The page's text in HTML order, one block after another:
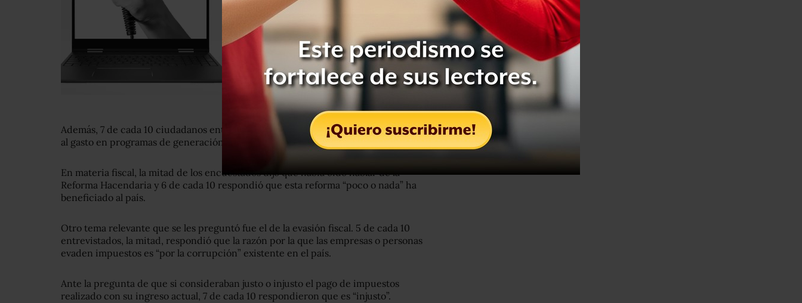
Además, 7 de cada 10 ciudadanos entrevistados señalaron que se debe dar prioridad
al gasto en programas de generación de empleos.
En materia fiscal, la mitad de los encuestados dijo que había oído hablar de la
Reforma Hacendaria y 6 de cada 10 respondió que esta reforma “poco o nada” ha
beneficiado al país.
Otro tema relevante que se les preguntó fue el de la evasión fiscal. 5 de cada 10
entrevistados, la mitad, respondió que la razón por la que las empresas o personas
evaden impuestos es “por la corrupción” existente en el país.
Ante la pregunta de que si consideraban justo o injusto el pago de impuestos
realizado con su ingreso actual, 7 de cada 10 respondieron que es “injusto”.